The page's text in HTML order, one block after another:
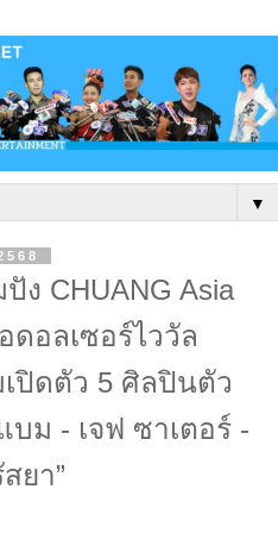
▼
ง CHUANG Asia
ดอลเซอร์ไววัล
ปิดตัว 5 ศิลปินตัว
บม - เจฟ ซาเตอร์ -
ยา”